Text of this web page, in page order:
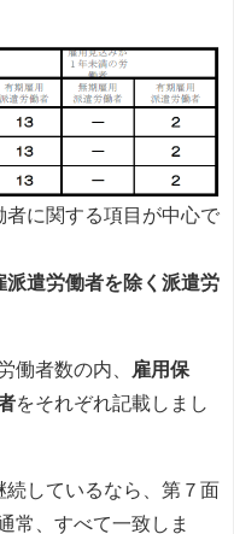
者に関する項目が中心で
派遣労働者を除く派遣労
働者数の内、
雇用保
をそれぞれ記載しまし
続しているなら、第７面
常、すべて一致しま